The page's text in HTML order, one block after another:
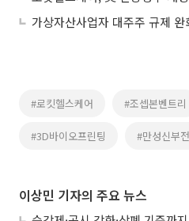
가상자산사업자 대주주 규제 완
#로킷헬스케어 #조셉본벤트리
#3D바이오프린팅 #만성신부전
이상민 기자의 주요 뉴스